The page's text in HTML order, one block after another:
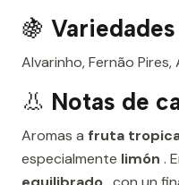
🍇 Variedades
Alvarinho, Fernão Pires,
👃 Notas de
Aromas a fruta
especialmente limón .